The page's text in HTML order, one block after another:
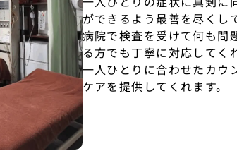
ができるよう最善を尽くし
病院で検査を受けて何も問
る方でも丁寧に対応してく
一人ひとりに合わせたカウ
ケアを提供してくれます。